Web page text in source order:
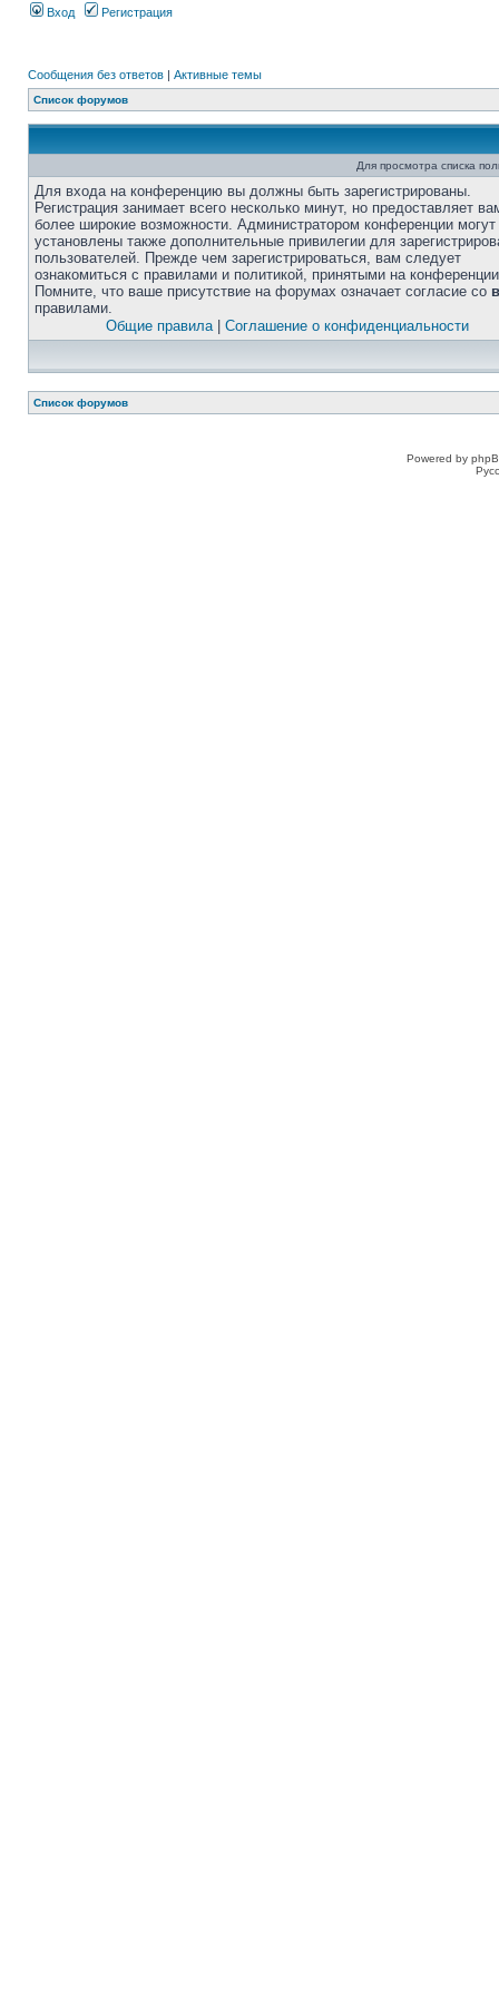
Вход Регистрация
Сообщения без ответов | Активные темы
Список форумов
Для просмотра списка
Для входа на конференцию вы должны быть зарегистрированы.
Регистрация занимает всего несколько минут, но предоставляет
более широкие возможности. Администратором конференции
установлены также дополнительные привилегии для
пользователей. Прежде чем зарегистрироваться, вам следует
ознакомиться с правилами и политикой, принятыми на
Помните, что ваше присутствие на форумах означает согласие со
правилами.
Общие правила| Соглашение о конфиденциальности
Список форумов
Powered by